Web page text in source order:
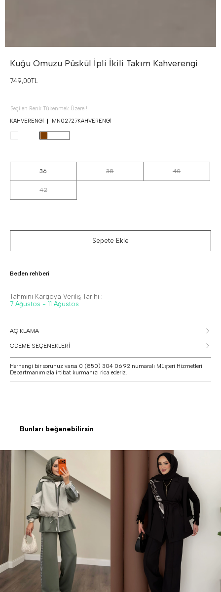
Kuğu Omuzu Püskül İpli İkili Takım Kahverengi
749,00TL
Seçilen Renk Tükenmek Üzere !
KAHVERENGI
MN02727KAHVERENGI
36 38 40
42
Sepete Ekle
Beden rehberi
Tahmini Kargoya Veriliş Tarihi :
7 Ağustos - 11 Ağustos
AÇIKLAMA
ÖDEME SEÇENEKLERİ
Herhangi bir sorunuz varsa 0 (850) 304 06 92 numaralı Müşteri Hizmetleri
Departmanımızla irtibat kurmanızı rica ederiz.
Bunları beğenebilirsin